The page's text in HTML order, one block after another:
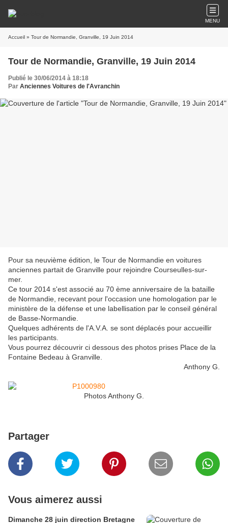
MENU
Accueil » Tour de Normandie, Granville, 19 Juin 2014
Tour de Normandie, Granville, 19 Juin 2014
Publié le 30/06/2014 à 18:18
Par Anciennes Voitures de l'Avranchin
Pour sa neuvième édition, le Tour de Normandie en voitures
anciennes partait de Granville pour rejoindre Courseulles-sur-
mer.
Ce tour 2014 s'est associé au 70 ème anniversaire de la bataille
de Normandie, recevant pour l'occasion une homologation par le
ministère de la défense et une labellisation par le conseil général
de Basse-Normandie.
Quelques adhérents de l'A.V.A. se sont déplacés pour accueillir
les participants.
Vous pourrez découvrir ci dessous des photos prises Place de la
Fontaine Bedeau à Granville.
Anthony G.
Photos Anthony G.
Partager
Vous aimerez aussi
Dimanche 28 juin direction Bretagne